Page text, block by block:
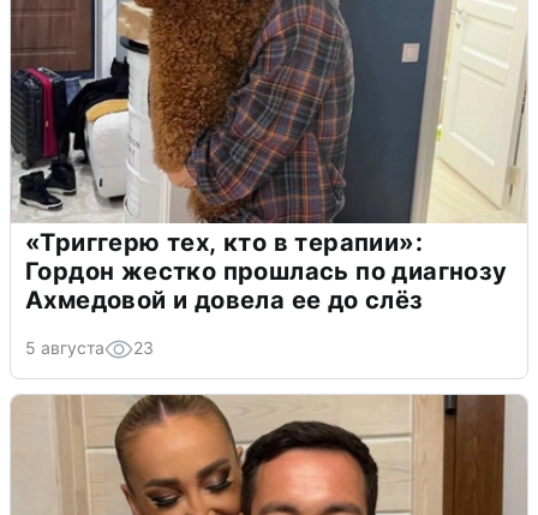
«Триггерю тех, кто в терапии»:
Гордон жестко прошлась по диагнозу
Ахмедовой и довела ее до слёз
5 августа 23